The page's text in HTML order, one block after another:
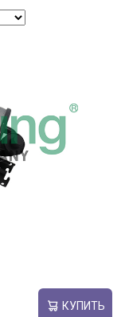
КУПИТЬ